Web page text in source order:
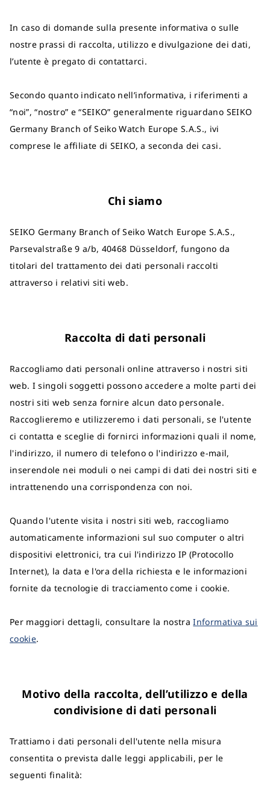
In caso di domande sulla presente informativa o sulle
nostre prassi di raccolta, utilizzo e divulgazione dei dati,
l’utente è pregato di contattarci.
Secondo quanto indicato nell’informativa, i riferimenti a
“noi”, “nostro” e “SEIKO” generalmente riguardano SEIKO
Germany Branch of Seiko Watch Europe S.A.S., ivi
comprese le affiliate di SEIKO, a seconda dei casi.
Chi siamo
SEIKO Germany Branch of Seiko Watch Europe S.A.S.,
Parsevalstraße 9 a/b, 40468 Düsseldorf, fungono da
titolari del trattamento dei dati personali raccolti
attraverso i relativi siti web.
Raccolta di dati personali
Raccogliamo dati personali online attraverso i nostri siti
web. I singoli soggetti possono accedere a molte parti dei
nostri siti web senza fornire alcun dato personale.
Raccoglieremo e utilizzeremo i dati personali, se l'utente
ci contatta e sceglie di fornirci informazioni quali il nome,
l'indirizzo, il numero di telefono o l'indirizzo e-mail,
inserendole nei moduli o nei campi di dati dei nostri siti e
intrattenendo una corrispondenza con noi.
Quando l'utente visita i nostri siti web, raccogliamo
automaticamente informazioni sul suo computer o altri
dispositivi elettronici, tra cui l'indirizzo IP (Protocollo
Internet), la data e l'ora della richiesta e le informazioni
fornite da tecnologie di tracciamento come i cookie.
Per maggiori dettagli, consultare la nostraInformativa sui
cookie.
Motivo della raccolta, dell’utilizzo e della
condivisione di dati personali
Trattiamo i dati personali dell'utente nella misura
consentita o prevista dalle leggi applicabili, per le
seguenti finalità: